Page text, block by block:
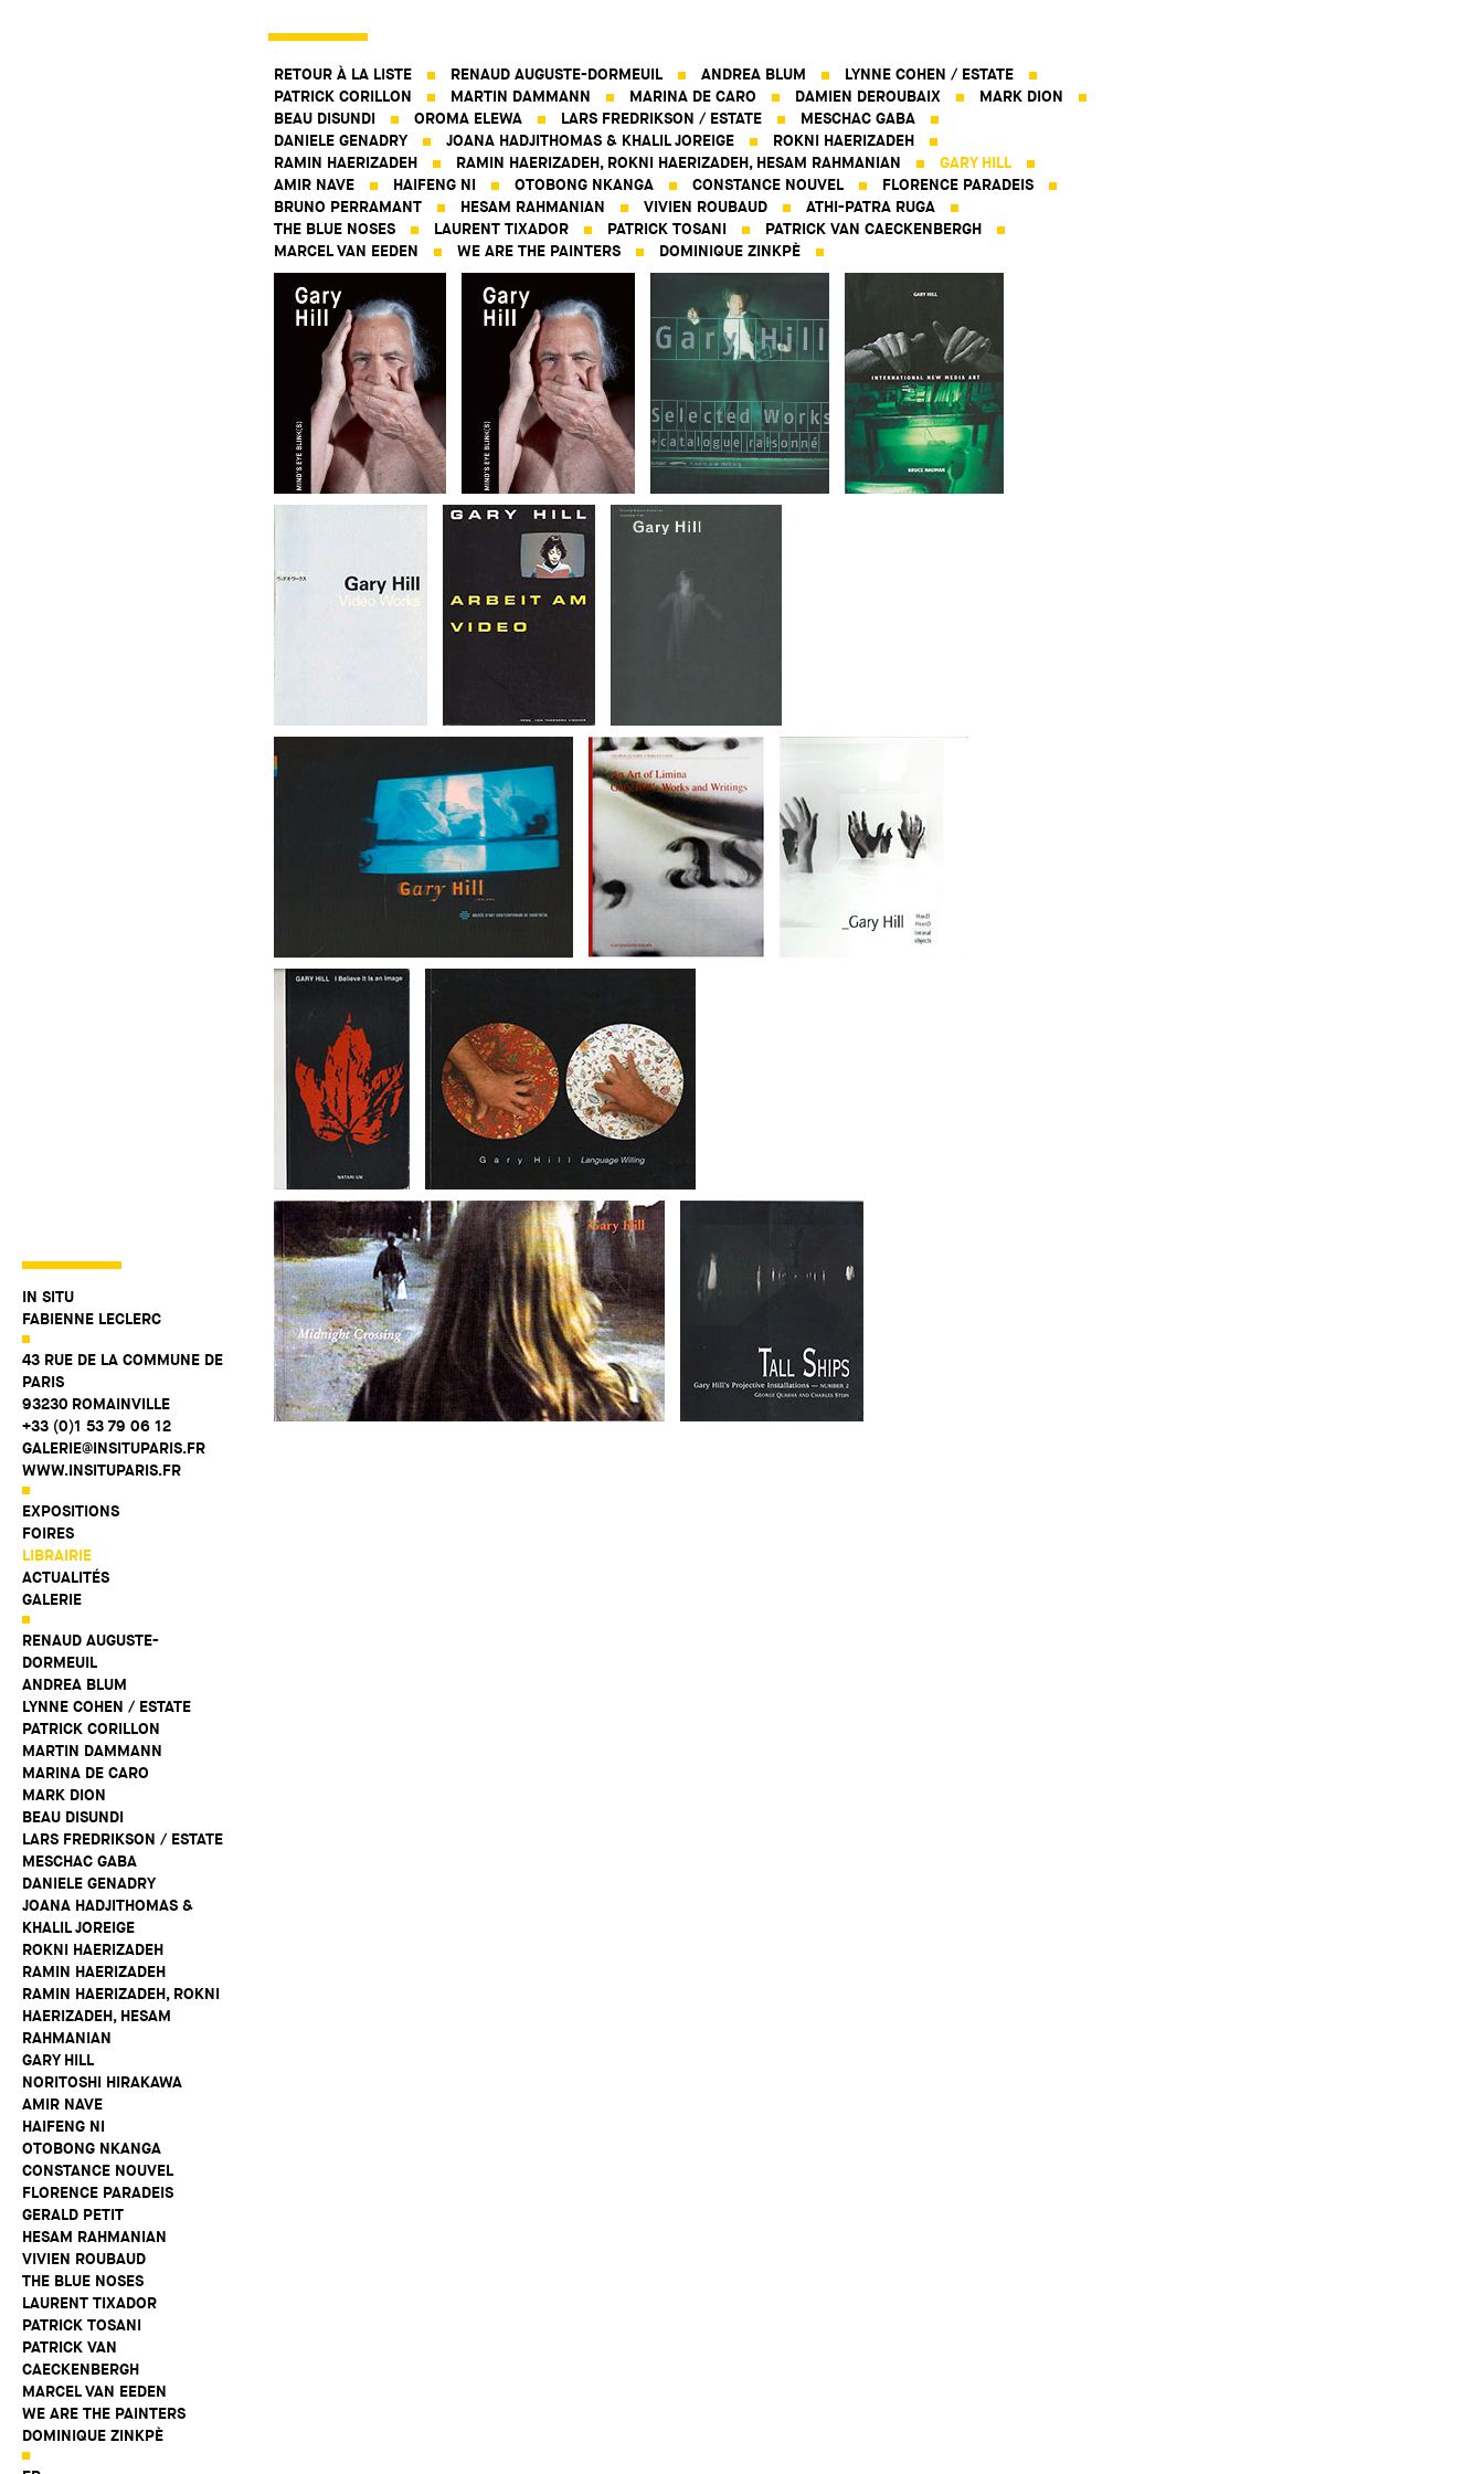
IN SITU
FABIENNE LECLERC
43 RUE DE LA COMMUNE DE
PARIS
93230 ROMAINVILLE
+33 (0)1 53 79 06 12
GALERIE@INSITUPARIS.FR
WWW.INSITUPARIS.FR
EXPOSITIONS
FOIRES
LIBRAIRIE
ACTUALITÉS
GALERIE
RENAUD AUGUSTE-
DORMEUIL
ANDREA BLUM
LYNNE COHEN / ESTATE
PATRICK CORILLON
MARTIN DAMMANN
MARINA DE CARO
MARK DION
BEAU DISUNDI
LARS FREDRIKSON / ESTATE
MESCHAC GABA
DANIELE GENADRY
JOANA HADJITHOMAS &
KHALIL JOREIGE
ROKNI HAERIZADEH
RAMIN HAERIZADEH
RAMIN HAERIZADEH, ROKNI
HAERIZADEH, HESAM
RAHMANIAN
GARY HILL
NORITOSHI HIRAKAWA
AMIR NAVE
HAIFENG NI
OTOBONG NKANGA
CONSTANCE NOUVEL
FLORENCE PARADEIS
GERALD PETIT
HESAM RAHMANIAN
VIVIEN ROUBAUD
THE BLUE NOSES
LAURENT TIXADOR
PATRICK TOSANI
PATRICK VAN
CAECKENBERGH
MARCEL VAN EEDEN
WE ARE THE PAINTERS
DOMINIQUE ZINKPÈ
RETOUR À LA LISTE RENAUD AUGUSTE-DORMEUIL ANDREA BLUM
LYNNE COHEN / ESTATE
PATRICK CORILLON
MARTIN DAMMANN MARINA DE CARO DAMIEN DEROUBAIX
MARK DION
BEAU DISUNDI
OROMA ELEWA LARS FREDRIKSON / ESTATE
MESCHAC GABA
DANIELE GENADRY
JOANA HADJITHOMAS & KHALIL JOREIGE
ROKNI HAERIZADEH
RAMIN HAERIZADEH
RAMIN HAERIZADEH, ROKNI HAERIZADEH, HESAM RAHMANIAN
GARY HILL
AMIR NAVE
HAIFENG NI OTOBONG NKANGA CONSTANCE NOUVEL
FLORENCE PARADEIS
BRUNO PERRAMANT
HESAM RAHMANIAN VIVIEN ROUBAUD
ATHI-PATRA RUGA
THE BLUE NOSES
LAURENT TIXADOR PATRICK TOSANI
PATRICK VAN CAECKENBERGH
MARCEL VAN EEDEN
WE ARE THE PAINTERS DOMINIQUE ZINKPÈ